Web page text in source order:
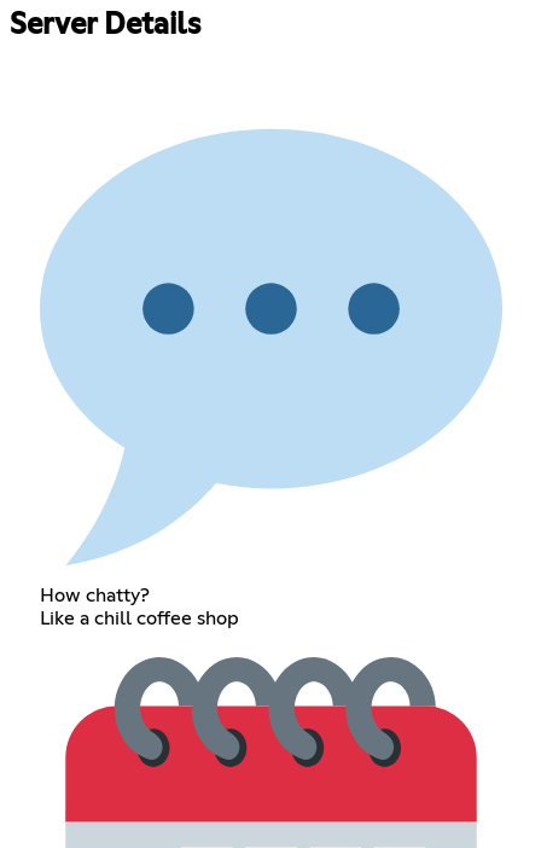
Server Details
How chatty?
Like a chill coffee shop